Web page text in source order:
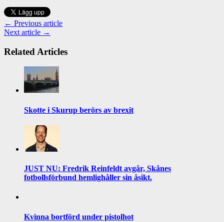
← Previous article
Next article →
Related Articles
Skotte i Skurup berörs av brexit
JUST NU: Fredrik Reinfeldt avgår, Skånes
fotbollsförbund hemlighåller sin åsikt.
Kvinna bortförd under pistolhot